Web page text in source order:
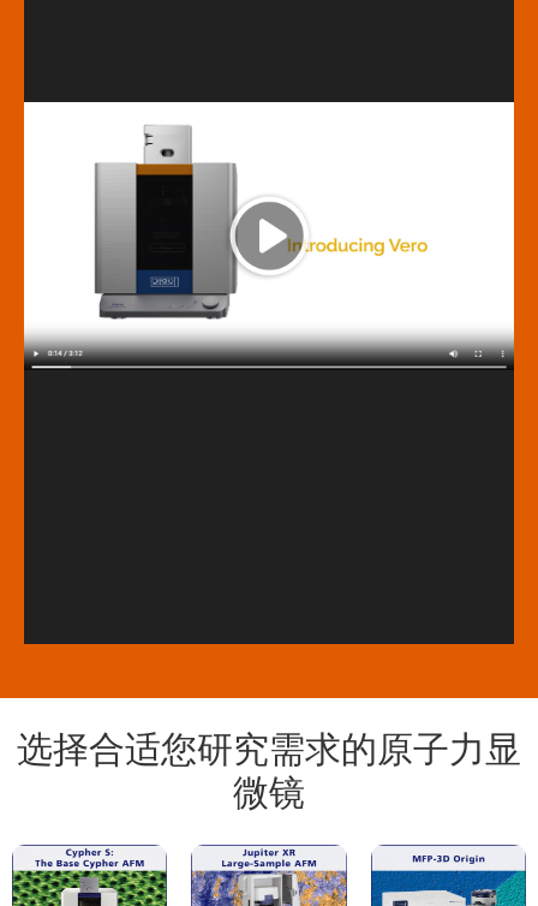
选择合适您研究需求的原子力显
微镜